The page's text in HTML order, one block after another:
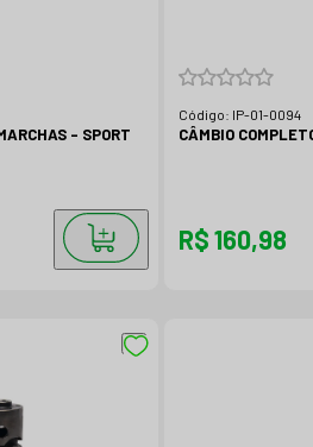
- SPORT
Código: IP-01-0094
CÂMBIO
R$ 160,98